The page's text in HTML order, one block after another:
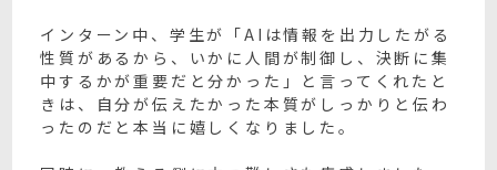
インターン中、学生が「AIは情報を出力したがる
性質があるから、いかに人間が制御し、決断に集
中するかが重要だと分かった」と言ってくれたと
きは、自分が伝えたかった本質がしっかりと伝わ
ったのだと本当に嬉しくなりました。